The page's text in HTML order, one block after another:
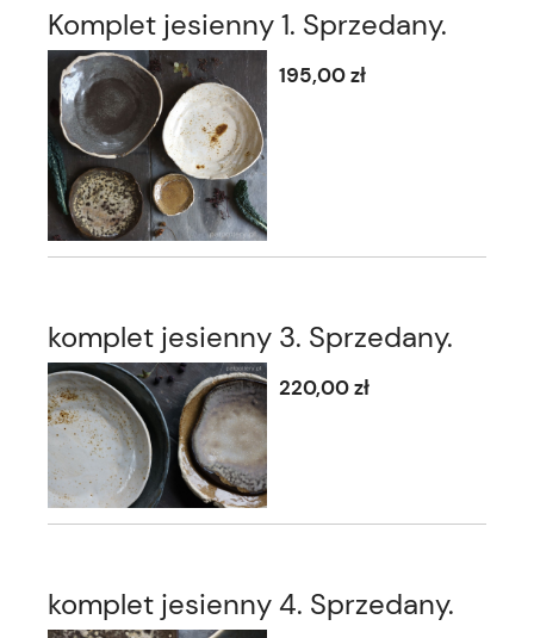
Komplet jesienny 1. Sprzedany.
195,00 zł
komplet jesienny 3. Sprzedany.
220,00 zł
komplet jesienny 4. Sprzedany.